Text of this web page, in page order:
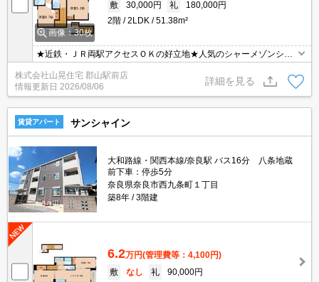
画像：30枚
敷
30,000円 礼
180,000円
2階
2LDK 51.38m²
★近鉄・ＪＲ両駅アクセスＯＫの好立地★人気のシャーメゾンシリ
ーズ♪なんとペット飼育ＯＫ！都市ガス仕様、対面式キッチン、追い
焚き付きバス、エアコンなど人気ポイント満載です☆２階角部屋で
す♪♪
株式会社山晃住宅 郡山駅前店
情報更新日 2026/08/06
詳細を見る
賃貸アパート サンシャイン
大和路線・関西本線/奈良駅 バス16分 八条地蔵
前下車：停歩5分
奈良県奈良市西九条町１丁目
築8年
3階建
6.2万円(管理費等：4,100円)
敷
なし 礼
90,000円